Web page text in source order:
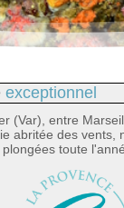
exceptionnel
(Var), entre
abritée des vents,
toute